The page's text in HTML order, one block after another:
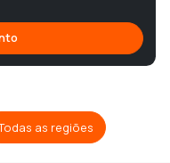
as regiões